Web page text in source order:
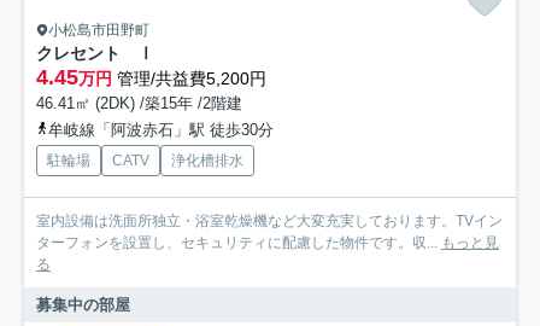
小松島市田野町
クレセント Ⅰ
4.45万円 管理/共益費5,200円
46.41㎡ (2DK) /築15年 /2階建
牟岐線「阿波赤石」駅 徒歩30分
駐輪場 CATV 浄化槽排水
室内設備は洗面所独立・浴室乾燥機など大変充実しております。TVイン
ターフォンを設置し、セキュリティに配慮した物件です。収...
もっと見
る
募集中の部屋